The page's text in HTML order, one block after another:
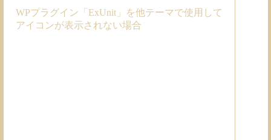
WPプラグイン「ExUnit」を他テーマで使用して
アイコンが表示されない場合